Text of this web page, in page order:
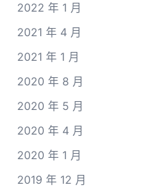
2022 年 1 月
2021 年 4 月
2021 年 1 月
2020 年 8 月
2020 年 5 月
2020 年 4 月
2020 年 1 月
2019 年 12 月